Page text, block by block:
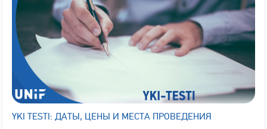
YKI TESTI: ДАТЫ, ЦЕНЫ И МЕСТА ПРОВЕДЕНИЯ